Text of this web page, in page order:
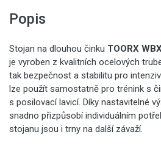
Popis
Stojan na dlouhou činku TOORX
je vyroben z kvalitních ocelových
tak bezpečnost a stabilitu pro
lze použít samostatně pro trénink s
s posilovací lavicí. Díky nastavitelné
snadno přizpůsobí individuálním
stojanu jsou i trny na další závaží.